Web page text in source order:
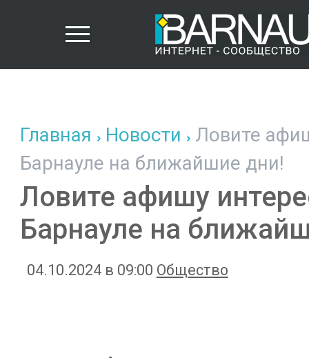
Главная Новости Ловите
Барнауле на ближайшие дни!
Ловите афишу
Барнауле на
04.10.2024 в 09:00 Общество